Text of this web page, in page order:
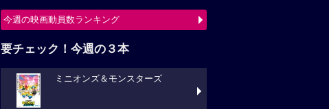
今週の映画動員数ランキング
要チェック！今週の３本
ミニオンズ＆モンスターズ